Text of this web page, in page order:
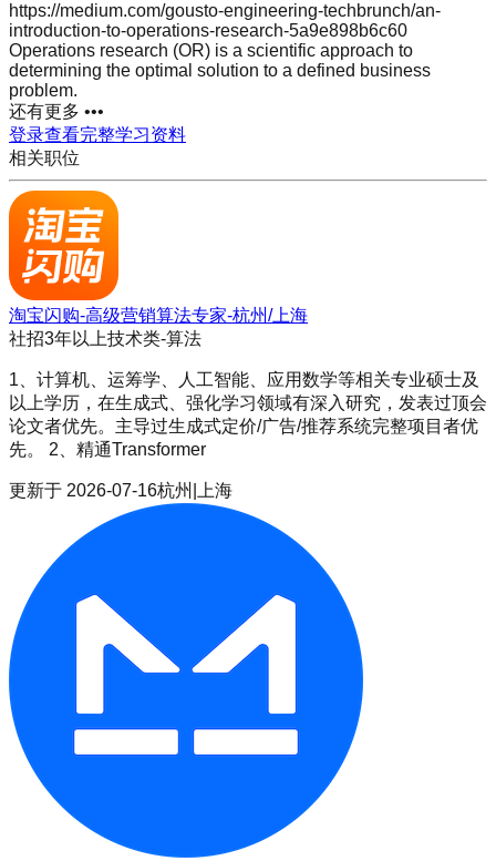
https://medium.com/gousto-engineering-techbrunch/an-
introduction-to-operations-research-5a9e898b6c60
Operations research (OR) is a scientific approach to
determining the optimal solution to a defined business
problem.
还有更多 •••
登录查看完整学习资料
相关职位
淘宝闪购-高级营销算法专家-杭州/上海
社招3年以上技术类-算法
1、计算机、运筹学、人工智能、应用数学等相关专业硕士及
以上学历，在生成式、强化学习领域有深入研究，发表过顶会
论文者优先。主导过生成式定价/广告/推荐系统完整项目者优
先。 2、精通Transformer
更新于 2026-07-16杭州|上海